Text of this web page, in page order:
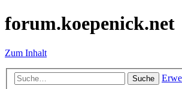
forum.koepenick.net
Zum Inhalt
Suche